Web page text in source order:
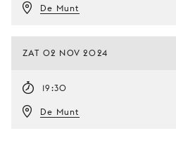
De Munt
ZAT 02 NOV 2024
19:30
De Munt